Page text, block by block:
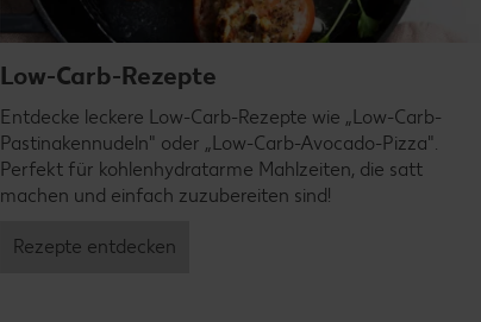
Low-Carb-Rezepte
Entdecke leckere Low-Carb-Rezepte wie „Low-Carb-
Pastinakennudeln" oder „Low-Carb-Avocado-Pizza".
Perfekt für kohlenhydratarme Mahlzeiten, die satt
machen und einfach zuzubereiten sind!
Rezepte entdecken